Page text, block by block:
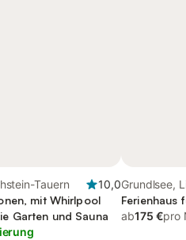
Tauern
10,0
mit Whirlpool
Garten und Sauna
Grundlsee,
Ferienhaus
ab175 €pro